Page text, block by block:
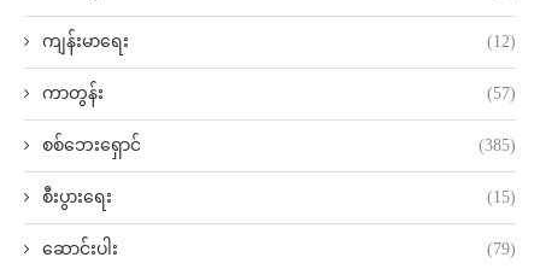
ကျန်းမာရေး (12)
ကာတွန်း (57)
စစ်ဘေးရှောင် (385)
စီးပွားရေး (15)
ဆောင်းပါး (79)